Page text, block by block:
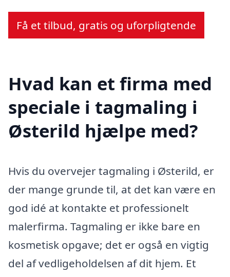
Få et tilbud, gratis og uforpligtende
Hvad kan et firma med
speciale i tagmaling i
Østerild hjælpe med?
Hvis du overvejer tagmaling i Østerild, er
der mange grunde til, at det kan være en
god idé at kontakte et professionelt
malerfirma. Tagmaling er ikke bare en
kosmetisk opgave; det er også en vigtig
del af vedligeholdelsen af dit hjem. Et